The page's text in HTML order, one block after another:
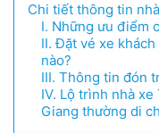
Chi tiết thông tin
I. Những ưu điểm
II. Đặt vé xe
nào?
III. Thông tin đón
IV. Lộ trình nhà
Giang thường di